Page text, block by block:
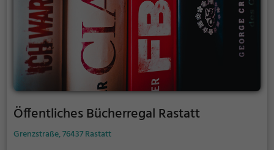
Öffentliches Bücherregal Rastatt
Grenzstraße, 76437 Rastatt